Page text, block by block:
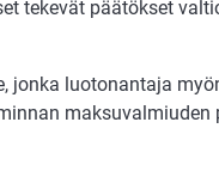
tekevät päätökset
jonka luotonantaja
maksuvalmiuden